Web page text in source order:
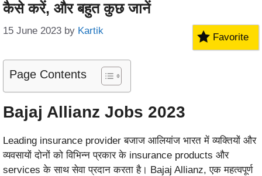
कैसे करें, और बहुत कुछ जानें
15 June 2023 by Kartik
Favorite
Page Contents
Bajaj Allianz Jobs 2023
Leading insurance provider बजाज आलियांज भारत में व्यक्तियों और
व्यवसायों दोनों को विभिन्न प्रकार के insurance products और
services के साथ सेवा प्रदान करता है। Bajaj Allianz, एक महत्वपूर्ण